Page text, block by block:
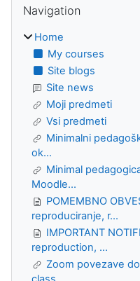
Navigation
Home
My courses
Site blogs
Site news
Moji predmeti
Vsi predmeti
Minimalni
ok...
Minimal
Moodle...
POMEMBNO
reproduciranje, r...
IMPORTANT
reproduction, ...
Zoom povezave